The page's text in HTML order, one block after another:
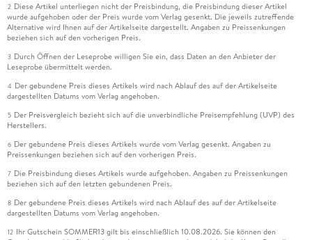
2 Diese Artikel unterliegen nicht der Preisbindung, die Preisbindung dieser Artikel
wurde aufgehoben oder der Preis wurde vom Verlag gesenkt. Die jeweils zutreffende
Alternative wird Ihnen auf der Artikelseite dargestellt. Angaben zu Preissenkungen
beziehen sich auf den vorherigen Preis.
3 Durch Öffnen der Leseprobe willigen Sie ein, dass Daten an den Anbieter der
Leseprobe übermittelt werden.
4 Der gebundene Preis dieses Artikels wird nach Ablauf des auf der Artikelseite
dargestellten Datums vom Verlag angehoben.
5 Der Preisvergleich bezieht sich auf die unverbindliche Preisempfehlung (UVP) des
Herstellers.
6 Der gebundene Preis dieses Artikels wurde vom Verlag gesenkt. Angaben zu
Preissenkungen beziehen sich auf den vorherigen Preis.
7 Die Preisbindung dieses Artikels wurde aufgehoben. Angaben zu Preissenkungen
beziehen sich auf den letzten gebundenen Preis.
8 Der gebundene Preis dieses Artikels wird nach Ablauf des auf der Artikelseite
dargestellten Datums vom Verlag angehoben.
12 Ihr Gutschein SOMMER13 gilt bis einschließlich 10.08.2026. Sie können den